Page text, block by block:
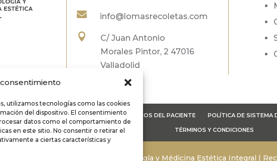
utilizamos tecnologías como las cookies
del dispositivo. El consentimiento
datos como el comportamiento de
en este sitio. No consentir o retirar el
a ciertas características y
 info@lomasrecoletas.com

C/ Juan Antonio
Morales Pintor, 2 47016
Valladolid
POLÍTICA DE COOKIES PROTECCIÓN DATOS DEL PACIENTE POLÍTICA DE SISTEMA
TÉRMINOS Y CONDICIONES
| Dermatología y Médicina Estética Integral |